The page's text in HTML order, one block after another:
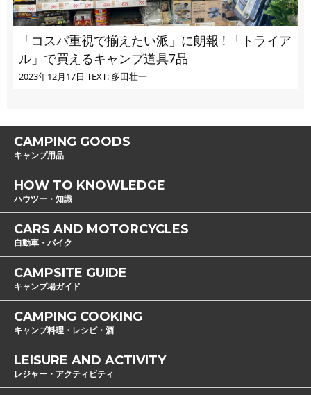
「コスパ重視で揃えたい派」に朗報 ! 「トライア
ル」で買えるキャンプ道具7品
2023年12月17日 TEXT: 多田壮一
CAMPING GOODS
キャンプ用品
HOW TO KNOWLEDGE
ハウツー・知識
CARS AND MOTORCYCLES
自動車・バイク
CAMPSITE GUIDE
キャンプ場ガイド
CAMPING COOKING
キャンプ料理・レシピ・酒
LEISURE AND ACTIVITY
レジャー・アクティビティ